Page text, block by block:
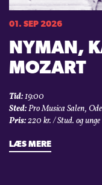
01. SEP 2026
NYMAN,
MOZART
Tid:19:00
Sted:Pro Musica Salen,
Pris:220 kr. / Stud. og
LÆS MERE